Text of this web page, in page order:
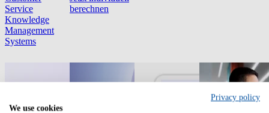
Service
Knowledge
Management
Systems
berechnen
Privacy policy
We use cookies